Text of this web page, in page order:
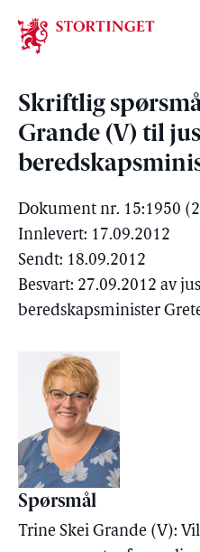
Stortinget.no
Skriftlig
Grande (V) til
Dokument nr. 15:1950
Innlevert: 17.09.2012
Sendt: 18.09.2012
Besvart: 27.09.2012 av
beredskapsminister
Spørsmål
Trine Skei Grande (V):